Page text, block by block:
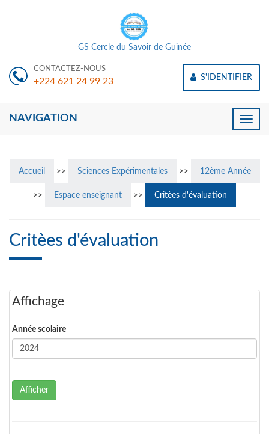
GS Cercle du Savoir de Guinée
CONTACTEZ-NOUS
+224 621 24 99 23 S'IDENTIFIER
Toggle
NAVIGATION
Accueil >> Sciences Expérimentales >> 12ème Année
>> Espace enseignant >> Critèes d'évaluation
Critèes d'évaluation
Affichage
Année scolaire
Afficher